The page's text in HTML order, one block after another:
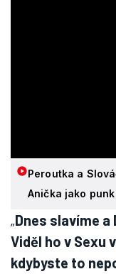
Peroutka a
Anička jako punk
„Dnes slavíme
Viděl ho v Sexu
kdybyste to